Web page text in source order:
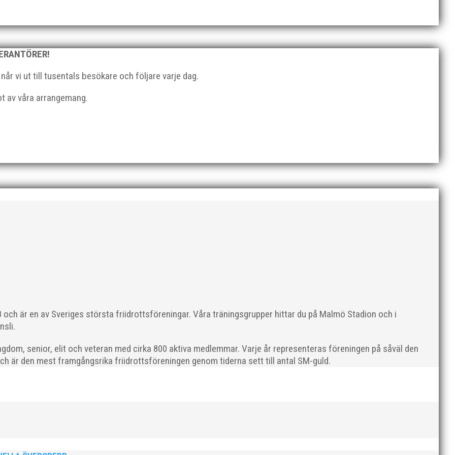
vi ut till tusentals besökare och följare varje dag.
av våra arrangemang.
är en av Sveriges största friidrottsföreningar. Våra träningsgrupper hittar du på Malmö Stadion och i
senior, elit och veteran med cirka 800 aktiva medlemmar. Varje år representeras föreningen på såväl den
är den mest framgångsrika friidrottsföreningen genom tiderna sett till antal SM-guld.
tävla för MAI. – Det kan ge mig jättemycket med stafettsatsning, lag-SM och annat som jag inte haft
i Malmö. Det är en större...
Malmö, 10-11 december 2022
Johansson, Yvonne Gossner Vår motionsgrupp MAI RUNNERS dominerade Kalkbrottsloppets damklass. Alice
Tvåa i loppet blev Lisa Malmodin. Lisa sprang i...